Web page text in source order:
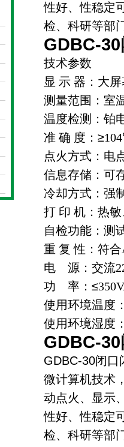
性好、性稳定
检、科研等部
GDBC-
技术参数
显 示 器：大
测量范围：室
温度检测：铂
准 确 度：≥104
点火方式：电
信息存储：可
冷却方式：强
打 印 机：热
自检功能：测
重 复 性：符合
电
源：交流
功
率：≤
使用环境温度
使用环境湿度
GDBC-30
GDBC-30闭口
微计算机技术
动点火、显示
性好、性稳定
检、科研等部